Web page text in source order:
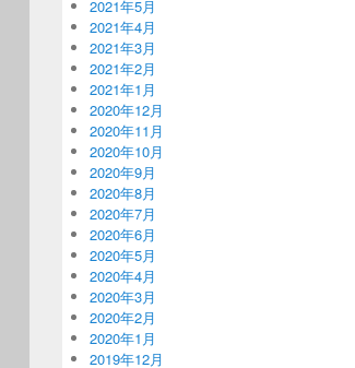
2021年5月
2021年4月
2021年3月
2021年2月
2021年1月
2020年12月
2020年11月
2020年10月
2020年9月
2020年8月
2020年7月
2020年6月
2020年5月
2020年4月
2020年3月
2020年2月
2020年1月
2019年12月